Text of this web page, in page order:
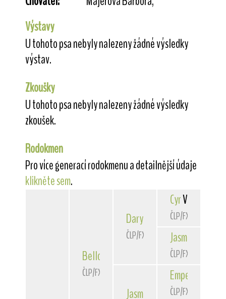
Výstavy
U tohoto psa nebyly nalezeny žádné výsledky
výstav.
Zkoušky
U tohoto psa nebyly nalezeny žádné výsledky
zkoušek.
Rodokmen
Pro více generací rodokmenu a detailnější údaje
klikněte sem.
Bellot
ČLP/FXH/37900
Daryl z Holaských kopečků
ČLP/FXH/36558
Jasmína Tuskulum
CyrVal-Rico
ČLP/FXH/34418
Jasmine
ČLP/FXH/33140
Emperor
ČLP/FXH/35223